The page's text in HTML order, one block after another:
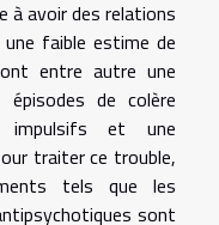
à avoir des relations
faible estime de
entre autre une
de colère
impulsifs et une
traiter ce trouble,
tels que les
sont